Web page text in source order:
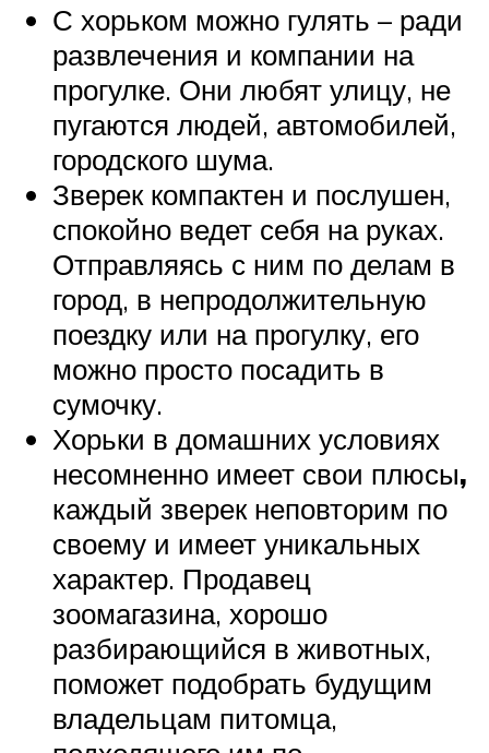
С хорьком можно гулять – ради
развлечения и компании на
прогулке. Они любят улицу, не
пугаются людей, автомобилей,
городского шума.
Зверек компактен и послушен,
спокойно ведет себя на руках.
Отправляясь с ним по делам в
город, в непродолжительную
поездку или на прогулку, его
можно просто посадить в
сумочку.
Хорьки в домашних условиях
несомненно имеет свои плюсы,
каждый зверек неповторим по
своему и имеет уникальных
характер. Продавец
зоомагазина, хорошо
разбирающийся в животных,
поможет подобрать будущим
владельцам питомца,